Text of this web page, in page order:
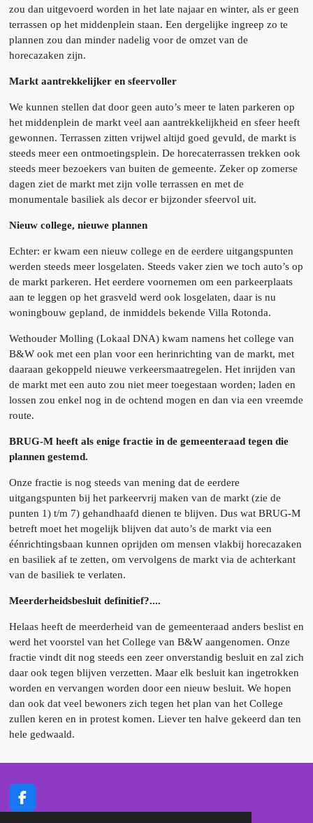
zou dan uitgevoerd worden in het late najaar en winter, als er geen
terrassen op het middenplein staan. Een dergelijke ingreep zo te
plannen zou dan minder nadelig voor de omzet van de
horecazaken zijn.
Markt aantrekkelijker en sfeervoller
We kunnen stellen dat door geen auto’s meer te laten parkeren op
het middenplein de markt veel aan aantrekkelijkheid en sfeer heeft
gewonnen. Terrassen zitten vrijwel altijd goed gevuld, de markt is
steeds meer een ontmoetingsplein. De horecaterrassen trekken ook
steeds meer bezoekers van buiten de gemeente. Zeker op zomerse
dagen ziet de markt met zijn volle terrassen en met de
monumentale basiliek als decor er bijzonder sfeervol uit.
Nieuw college, nieuwe plannen
Echter: er kwam een nieuw college en de eerdere uitgangspunten
werden steeds meer losgelaten. Steeds vaker zien we toch auto’s op
de markt parkeren. Het eerdere voornemen om een parkeerplaats
aan te leggen op het grasveld werd ook losgelaten, daar is nu
woningbouw gepland, de inmiddels bekende Villa Rotonda.
Wethouder Molling (Lokaal DNA) kwam namens het college van
B&W ook met een plan voor een herinrichting van de markt, met
daaraan gekoppeld nieuwe verkeersmaatregelen. Het inrijden van
de markt met een auto zou niet meer toegestaan worden; laden en
lossen zou enkel nog in de ochtend mogen en dan via een vreemde
route.
BRUG-M heeft als enige fractie in de gemeenteraad tegen die
plannen gestemd.
Onze fractie is nog steeds van mening dat de eerdere
uitgangspunten bij het parkeervrij maken van de markt (zie de
punten 1) t/m 7) gehandhaafd dienen te blijven. Dus wat BRUG-M
betreft moet het mogelijk blijven dat auto’s de markt via een
éénrichtingsbaan kunnen oprijden om mensen vlakbij horecazaken
en basiliek af te zetten, om vervolgens de markt via de achterkant
van de basiliek te verlaten.
Meerderheidsbesluit definitief?....
Helaas heeft de meerderheid van de gemeenteraad anders beslist en
werd het voorstel van het College van B&W aangenomen. Onze
fractie vindt dit nog steeds een zeer onverstandig besluit en zal zich
daar ook tegen blijven verzetten. Maar elk besluit kan ingetrokken
worden en vervangen worden door een nieuw besluit. We hopen
dan ook dat veel bewoners zich tegen het plan van het College
zullen keren en in protest komen. Liever ten halve gekeerd dan ten
hele gedwaald.
F
a